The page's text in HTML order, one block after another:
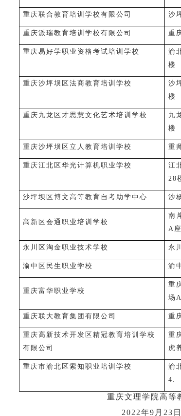
重庆联合教育培训学校有限公司 沙
重庆派瑞教育培训学校有限公司 重
重庆易好学职业资格考试培训学校
渝
楼
重庆沙坪坝区法商教育培训学校
沙
楼
重庆九龙区才思慧文化艺术培训学校
九
楼
重庆沙坪坝区立人教育培训学校 重
重庆江北区华光计算机职业学校
江
28
沙坪坝区博文高等教育自考助学中心 沙
高新区会通职业培训学校
南
A
永川区淘金职业技术学校 永
渝中区民生职业学校 渝
重庆富华职业学校
重
场
重庆联大教育集团有限公司 重
重庆高新技术开发区精冠教育培训学校
有限公司
重
虎
重庆市渝北区索知职业培训学校
渝
4.
重庆文理学院高等
2022年9月23日